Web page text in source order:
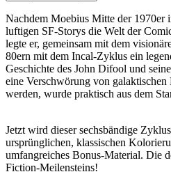
Nachdem Moebius Mitte der
luftigen SF-Storys die Welt der
legte er, gemeinsam mit dem
80ern mit dem Incal-Zyklus ein
Geschichte des John Difool und
eine Verschwörung von
werden, wurde praktisch aus dem
Jetzt wird dieser sechsbändige
ursprünglichen, klassischen
umfangreiches Bonus-Material. Die
Fiction-Meilensteins!